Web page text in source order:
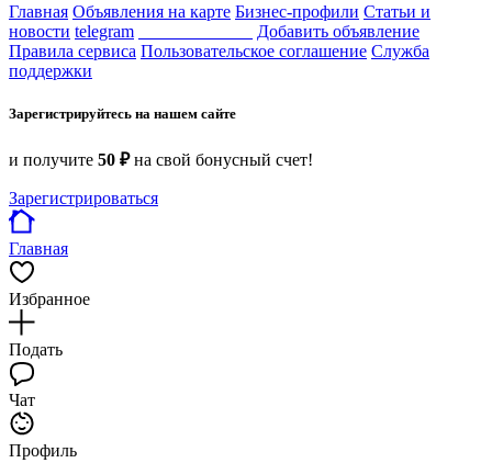
Главная Объявления на карте Бизнес-профили Статьи и
новости telegram
Добавить объявление
Правила сервиса Пользовательское соглашение Служба
поддержки
Зарегистрируйтесь на нашем сайте
и получите 50 ₽на свой бонусный счет!
Зарегистрироваться
Главная
Избранное
Подать
Чат
Профиль